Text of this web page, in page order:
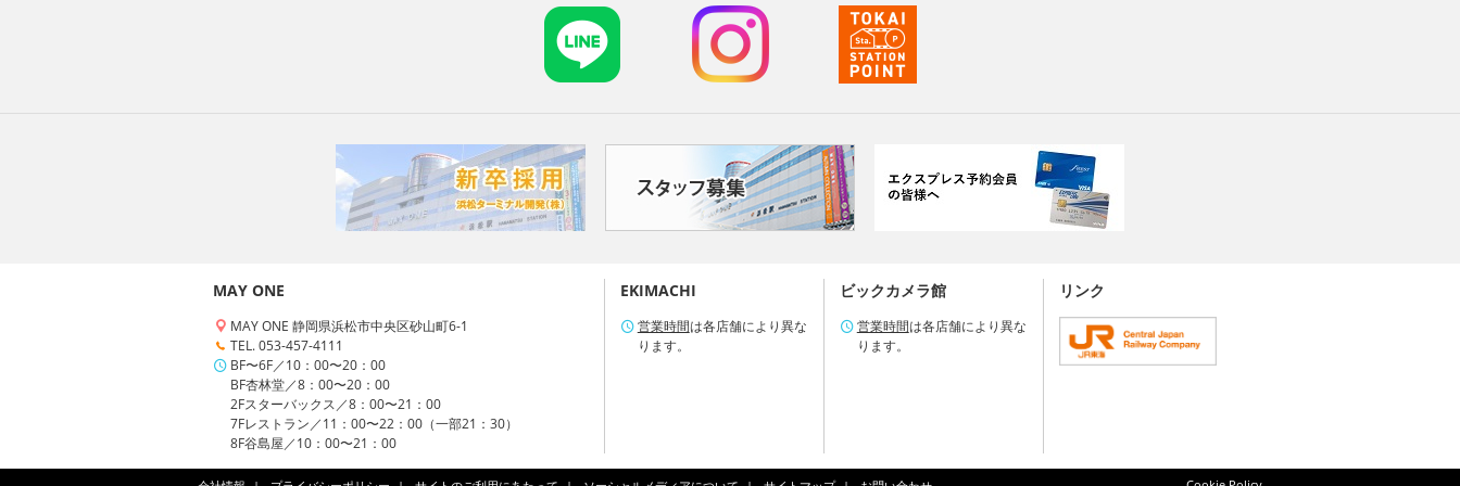
MAY ONE
MAY ONE 静岡県浜松市中央区砂山町6-1
TEL. 053-457-4111
BF〜6F／10：00〜20：00
BF杏林堂／8：00〜20：00
2Fスターバックス／8：00〜21：00
7Fレストラン／11：00〜22：00（一部21：30）
8F谷島屋／10：00〜21：00
EKIMACHI
営業時間は各店舗により異な
ります。
ビックカメラ館
営業時間は各店舗により異な
ります。
リンク